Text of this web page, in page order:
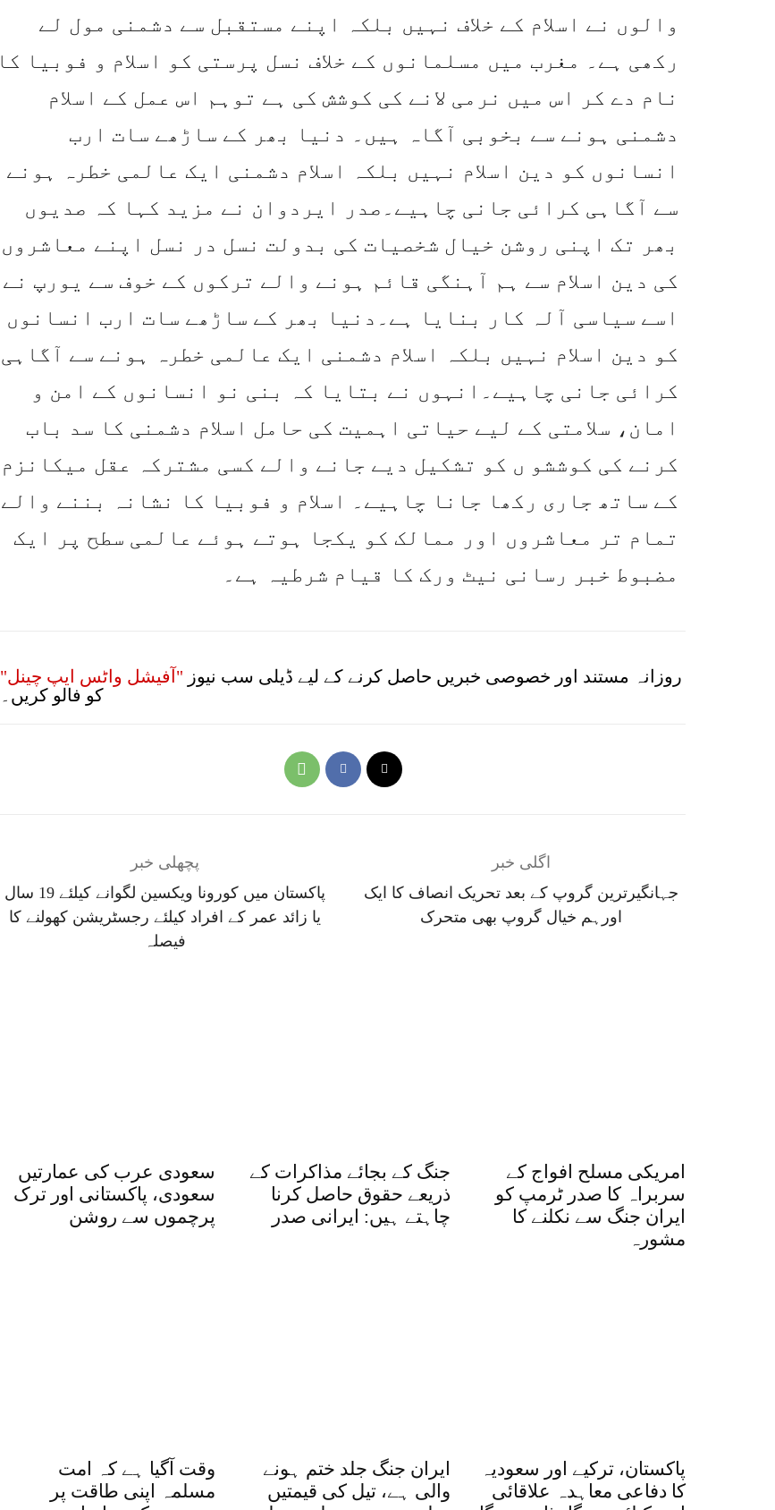
والوں نے اسلام کے خلاف نہیں بلکہ اپنے مستقبل سے دشمنی مول لے
رکھی ہے۔ مغرب میں مسلمانوں کے خلاف نسل پرستی کو اسلام و فوبیا کا
نام دے کر اس میں نرمی لانے کی کوشش کی ہے توہم اس عمل کے اسلام
دشمنی ہونے سے بخوبی آگاہ ہیں۔ دنیا بھر کے ساڑھے سات ارب
انسانوں کو دین اسلام نہیں بلکہ اسلام دشمنی ایک عالمی خطرہ ہونے
سے آگاہی کرائی جانی چاہیے۔صدر ایردوان نے مزید کہا کہ صدیوں
بھر تک اپنی روشن خیال شخصیات کی بدولت نسل در نسل اپنے معاشروں
کی دین اسلام سے ہم آہنگی قائم ہونے والے ترکوں کے خوف سے یورپ نے
اسے سیاسی آلہ کار بنایا ہے۔دنیا بھر کے ساڑھے سات ارب انسانوں
کو دین اسلام نہیں بلکہ اسلام دشمنی ایک عالمی خطرہ ہونے سے آگاہی
کرائی جانی چاہیے۔انہوں نے بتایا کہ بنی نو انسانوں کے امن و
امان، سلامتی کے لیے حیاتی اہمیت کی حامل اسلام دشمنی کا سد باب
کرنے کی کوششو ں کو تشکیل دیے جانے والے کسی مشترکہ عقل میکانزم
کے ساتھ جاری رکھا جانا چاہیے۔ اسلام و فوبیا کا نشانہ بننے والے
تمام تر معاشروں اور ممالک کو یکجا ہوتے ہوئے عالمی سطح پر ایک
مضبوط خبر رسانی نیٹ ورک کا قیام شرطیہ ہے۔
روزانہ مستند اور خصوصی خبریں حاصل کرنے کے لیے ڈیلی سب نیوز "آفیشل واٹس ایپ چینل"
کو فالو کریں۔
پچھلی خبر
پاکستان میں کورونا ویکسین لگوانے کیلئے 19 سال
یا زائد عمر کے افراد کیلئے رجسٹریشن کھولنے کا
فیصلہ
اگلی خبر
جہانگیرترین گروپ کے بعد تحریک انصاف کا ایک
اورہم خیال گروپ بھی متحرک
سعودی عرب کی عمارتیں
سعودی، پاکستانی اور ترک
پرچموں سے روشن
جنگ کے بجائے مذاکرات کے
ذریعے حقوق حاصل کرنا
چاہتے ہیں: ایرانی صدر
امریکی مسلح افواج کے
سربراہ کا صدر ٹرمپ کو
ایران جنگ سے نکلنے کا
مشورہ
وقت آگیا ہے کہ امت
مسلمہ اپنی طاقت پر
ایران جنگ جلد ختم ہونے
والی ہے، تیل کی قیمتیں
پاکستان، ترکیے اور سعودیہ
کا دفاعی معاہدہ علاقائی